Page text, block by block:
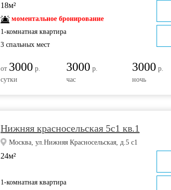
18м²
моментальное бронирование
1-комнатная квартира
3 спальных мест
от 3000 р.
сутки
3000 р.
час
3000 р.
ночь
Нижняя красносельская 5с1 кв.1
Москва, ул.Нижняя Красносельская, д.5 с1
24м²
1-комнатная квартира